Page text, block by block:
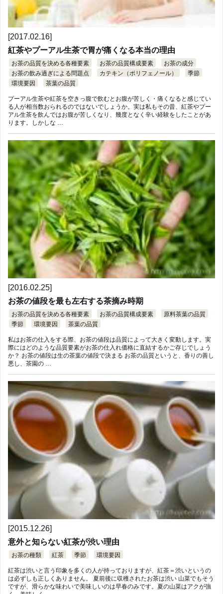
[2017.02.16]
紅茶やプーアル生茶で胃が痛くなる本当の理由
お茶の品質を決める各種要素 お茶の品質構成要素
お茶の成分
お茶の飲み過ぎによる問題点
カテキン（ポリフェノール）
季節
環境要因
茶葉の品質
プーアル生茶や紅茶を空きっ腹で飲むとお腹が苦しく・痛くなると感じてい
る人が相当数おられるのではないでしょうか。実は私もその昔、紅茶やプー
アル生茶を飲んではお腹が苦しくなり、幾度となく辛い経験をしたことがあ
ります。しかしな …
[2016.02.25]
お茶の値段を最も左右する茶摘み時期
お茶の品質を決める各種要素 お茶の品質構成要素
原料茶葉の品質
季節
環境要因 茶葉の品質
私はお茶の仕入をする際、お茶の値段は品質によって大きく変動します。実
際にはどのような品質要素がお茶の仕入れ価格に直結するかご存じでしょう
か？ お茶の値段は生の茶葉の値段で決まる お茶の品質というと、香りの善し
悪し、茶園の …
[2015.12.26]
意外と知らない紅茶が渋い理由
お茶の種類 紅茶 季節 環境要因
紅茶は渋いと言う印象を多くの人が持っておりますが、紅茶＝渋いというの
は必ずしも正しくありません。 夏前後に収穫されたお茶は渋い 山菜でもそう
ですが、滑らかな味わいで美味しいのは早春のみです。夏の山菜はアクが強